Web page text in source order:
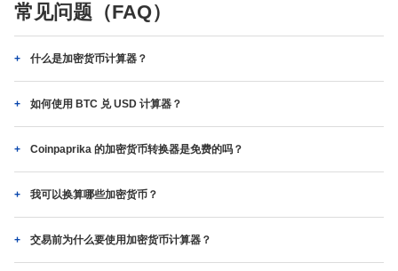
常见问题（FAQ）
什么是加密货币计算器？
如何使用 BTC 兑 USD 计算器？
Coinpaprika 的加密货币转换器是免费的吗？
我可以换算哪些加密货币？
交易前为什么要使用加密货币计算器？